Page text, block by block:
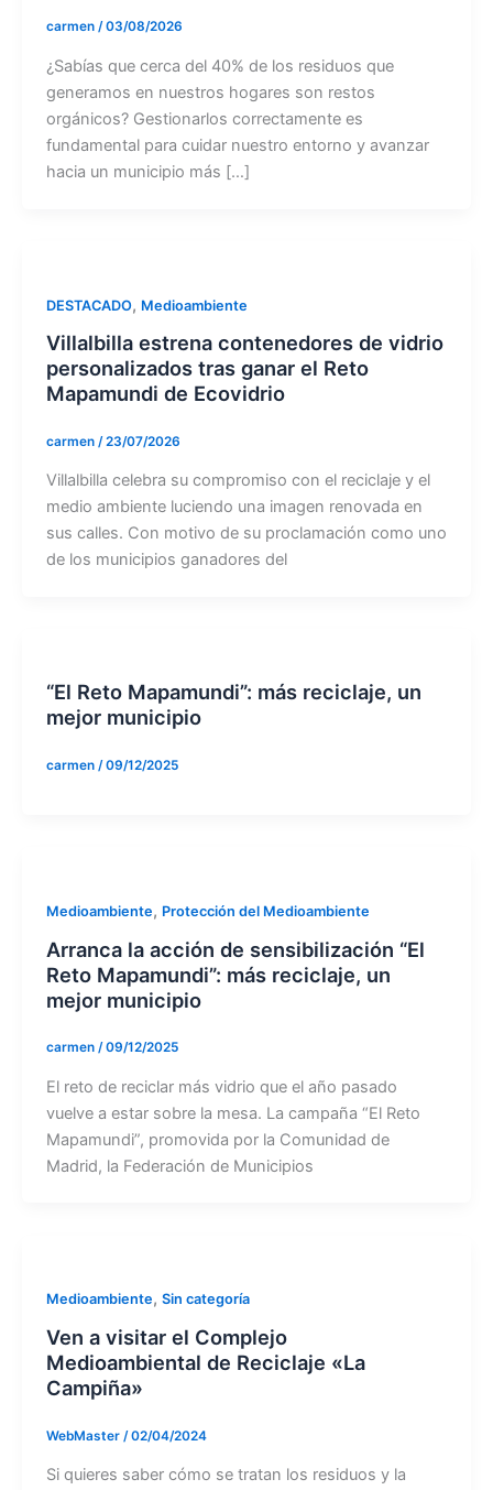
carmen /03/08/2026
¿Sabías que cerca del 40% de los residuos que
generamos en nuestros hogares son restos
orgánicos? Gestionarlos correctamente es
fundamental para cuidar nuestro entorno y avanzar
hacia un municipio más […]
DESTACADO, Medioambiente
Villalbilla estrena contenedores de vidrio
personalizados tras ganar el Reto
Mapamundi de Ecovidrio
carmen /23/07/2026
Villalbilla celebra su compromiso con el reciclaje y el
medio ambiente luciendo una imagen renovada en
sus calles. Con motivo de su proclamación como uno
de los municipios ganadores del
“El Reto Mapamundi”: más reciclaje, un
mejor municipio
carmen /09/12/2025
Medioambiente, Protección del Medioambiente
Arranca la acción de sensibilización “El
Reto Mapamundi”: más reciclaje, un
mejor municipio
carmen /09/12/2025
El reto de reciclar más vidrio que el año pasado
vuelve a estar sobre la mesa. La campaña “El Reto
Mapamundi”, promovida por la Comunidad de
Madrid, la Federación de Municipios
Medioambiente, Sin categoría
Ven a visitar el Complejo
Medioambiental de Reciclaje «La
Campiña»
WebMaster /02/04/2024
Si quieres saber cómo se tratan los residuos y la